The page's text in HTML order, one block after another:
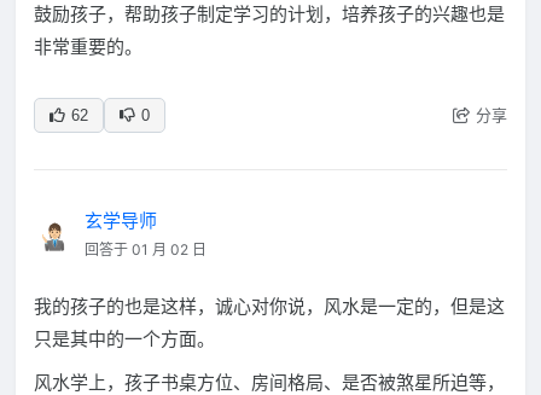
鼓励孩子，帮助孩子制定学习的计划，培养孩子的兴趣也是
非常重要的。
62 0 分享
玄学导师
回答于 01 月 02 日
我的孩子的也是这样，诚心对你说，风水是一定的，但是这
只是其中的一个方面。
风水学上，孩子书桌方位、房间格局、是否被煞星所迫等，